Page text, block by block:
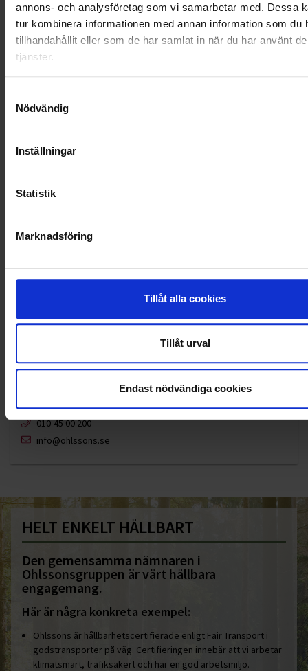
annons- och analysföretag som vi samarbetar med. Dessa
tur kombinera informationen med annan information som du
tillhandahållit eller som de har samlat in när du har använt
tjänster.
Nödvändig
Inställningar
Statistik
Marknadsföring
Tillåt alla cookies
Tillåt urval
Endast nödvändiga cookies
OHLSSONS REGION VÄST
OHLSSONSKOLLEGOR
SAMARBETEN
010-45 00 200​
info@ohlssons.se
HELT ENKELT HÅLLBART
Den gemensamma nämnaren i
Ohlssonsgruppen är vårt hållbara
engagemang.
Här är några konkreta exempel:
Ohlssons är hållbarhetscertifierade enligt Fair Transport i
godstransporter på väg. Certifieringen innebär att vi arbetar
klimatsmart, trafiksäkert och har en god arbetsmiljö.